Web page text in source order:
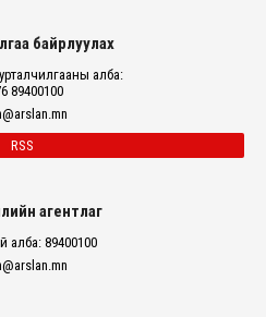
байрлуулах
алба:
89400100
RSS
агентлаг
алба: 89400100